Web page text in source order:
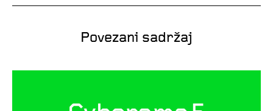
Povezani sadržaj